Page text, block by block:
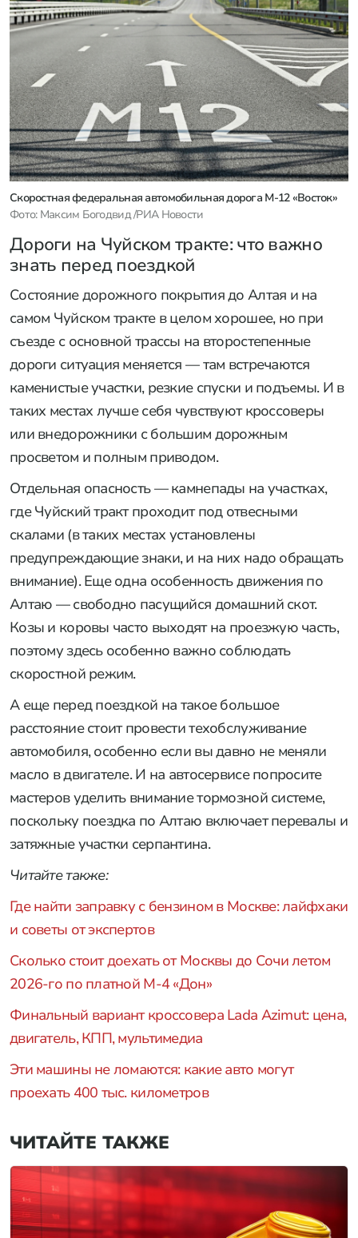
Скоростная федеральная автомобильная дорога М-12 «Восток»
Фото: Максим Богодвид /РИА Новости
Дороги на Чуйском тракте: что важно
знать перед поездкой
Состояние дорожного покрытия до Алтая и на
самом Чуйском тракте в целом хорошее, но при
съезде с основной трассы на второстепенные
дороги ситуация меняется — там встречаются
каменистые участки, резкие спуски и подъемы. И в
таких местах лучше себя чувствуют кроссоверы
или внедорожники с большим дорожным
просветом и полным приводом.
Отдельная опасность — камнепады на участках,
где Чуйский тракт проходит под отвесными
скалами (в таких местах установлены
предупреждающие знаки, и на них надо обращать
внимание). Еще одна особенность движения по
Алтаю — свободно пасущийся домашний скот.
Козы и коровы часто выходят на проезжую часть,
поэтому здесь особенно важно соблюдать
скоростной режим.
А еще перед поездкой на такое большое
расстояние стоит провести техобслуживание
автомобиля, особенно если вы давно не меняли
масло в двигателе. И на автосервисе попросите
мастеров уделить внимание тормозной системе,
поскольку поездка по Алтаю включает перевалы и
затяжные участки серпантина.
Читайте также:
Где найти заправку с бензином в Москве: лайфхаки
и советы от экспертов
Сколько стоит доехать от Москвы до Сочи летом
2026-го по платной М-4 «Дон»
Финальный вариант кроссовера Lada Azimut: цена,
двигатель, КПП, мультимедиа
Эти машины не ломаются: какие авто могут
проехать 400 тыс. километров
ЧИТАЙТЕ ТАКЖЕ